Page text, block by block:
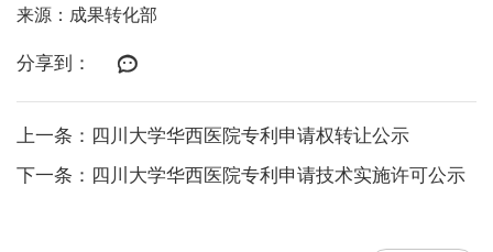
来源：成果转化部
分享到：
上一条：四川大学华西医院专利申请权转让公示
下一条：四川大学华西医院专利申请技术实施许可公示